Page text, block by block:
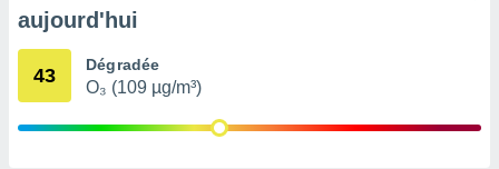
ou
aujourd'hui
43 Dégradée
O₃ (109 µg/m³)